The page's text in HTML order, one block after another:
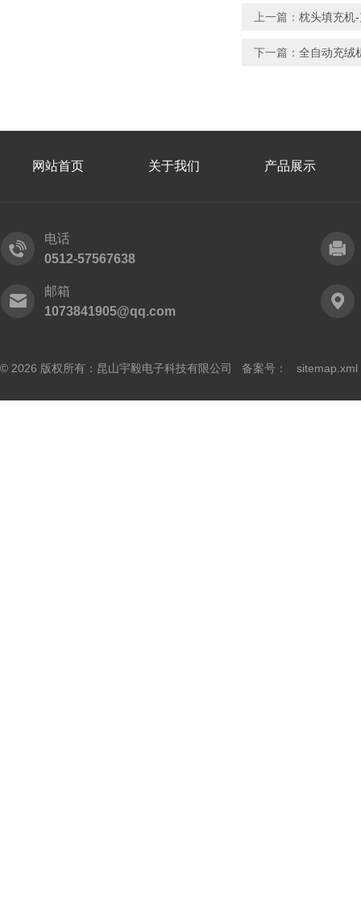
上一篇： 枕头填充机
下一篇： 全自动充绒
网站首页 关于我们 产品展示
电话
0512-57567638
邮箱
1073841905@qq.com
© 2026 版权所有：昆山宇毅电子科技有限公司 备案号： sitemap.xml